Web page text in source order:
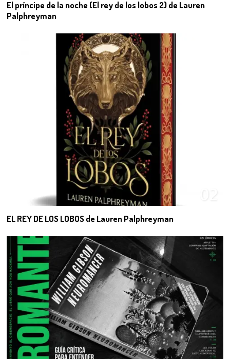
El príncipe de la noche (El rey de los lobos 2) de Lauren
Palphreyman
EL REY DE LOS LOBOS de Lauren Palphreyman